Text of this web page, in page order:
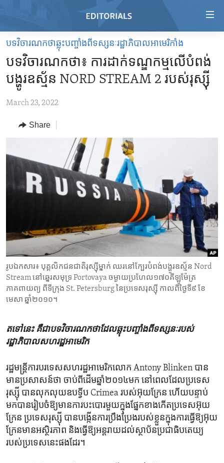
Skip
main
content
Skip
to
Navigation
to
Search
HOME
VIDEO
RADIO
REGIONS
AFRICA
ASIA
EUROPE
MIDDLE EAST
TOPICS
SECURITY AND DEFENSE
AID AND DEVELOPMENT
DEMOCRACY AND GOVERNANCE
ENVIRONMENT AND HEALTH
IDEALS AND INSTITUTIONS
ABOUT US
FOLLOW US
បទវិចារណកថាឆ្លុះបញ្ចាំងពីទស្សនៈរដ្ឋាភិបាលអាមេរិកាំង
បទវិចារណកថា៖ ការដាក់​ទណ្ឌកម្ម​លើ​បំពង់​
បង្ហូរ​ឧស្ម័ន NORD STREAM 2 របស់​រុស្ស៊ី
March 23, 2022
Share
រូបឯកសារ៖ បុគ្គលិក​ជនជាតិ​រុស្ស៊ី​ម្នាក់ ឈរ​​នៅ​ក្បែរ​បំពង់​បង្ហូរ​ឧស្ម័ន Nord
Stream នៅ​​ឆ្នេរ​សមុទ្រ Portovaya ចម្ងាយ​ប្រហែល​១៧០​គីឡូម៉ែត្រ
ភាគពាយព្យ ពី​ទីក្រុង St. Petersburg នៃ​ប្រទេស​រុស្ស៊ី កាលពី​ថ្ងៃទី៩ ខែ
មេសា ឆ្នាំ២០១០។
តទៅនេះ​ គឺ​ជា​បទ​វិចារណកថា​ដែល​ឆ្លុះ​បញ្ចាំង​ពី​ទស្សនៈ​របស់​
រដ្ឋាភិបាល​សហរដ្ឋ​អាមេរិក
រដ្ឋមន្ត្រី​ការ​បរទេស​សហរដ្ឋអាមេរិក​លោក​ Antony Blinken បាន
មាន​ប្រសាសន៍​ថា​ ចាប់ពី​ដើម​ឆ្នាំ២០១៤​មក នៅពេល​ដែល​ប្រទេស​
រុស្ស៊ី​ បាន​លុកលុយឧបទ្វីប Crimea ​របស់​អ៊ុយក្រែន​ ហើយ​បន្ទាប់​
មក​បានរៀបចំ​ឱ្យ​មានការ​បះបោរ​មួយក្នុង​ផ្នែក​ខាង​កើត​ប្រទេស​អ៊ុយ
ក្រែន ​ប្រទេសរុស្ស៊ី​ បាន​បង្កើនការ​ប្រឹង​ប្រែង​របស់​ខ្លួនក្នុងការធ្វើឱ្យ​អ៊ុយ
ក្រែនមាន​អស្ថិរ​ភាព និងធ្វើ​ឱ្យ​អន្តរាយ​ដល់ស្ថាប័ន​ប្រជាធិបតេយ្យ
របស់​ប្រទេស​នេះផង​ដែរ។